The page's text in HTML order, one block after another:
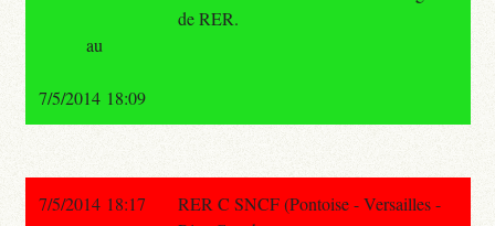
de RER.
au
7/5/2014 18:09
7/5/2014 18:17
RER C SNCF (Pontoise - Versailles -